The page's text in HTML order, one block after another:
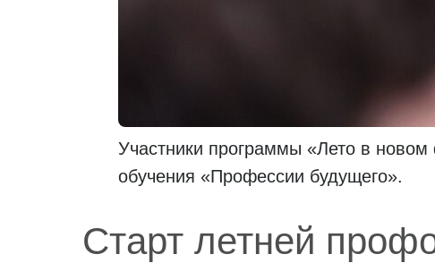
Участники программы «Лето в новом
обучения «Профессии будущего».
Старт летней